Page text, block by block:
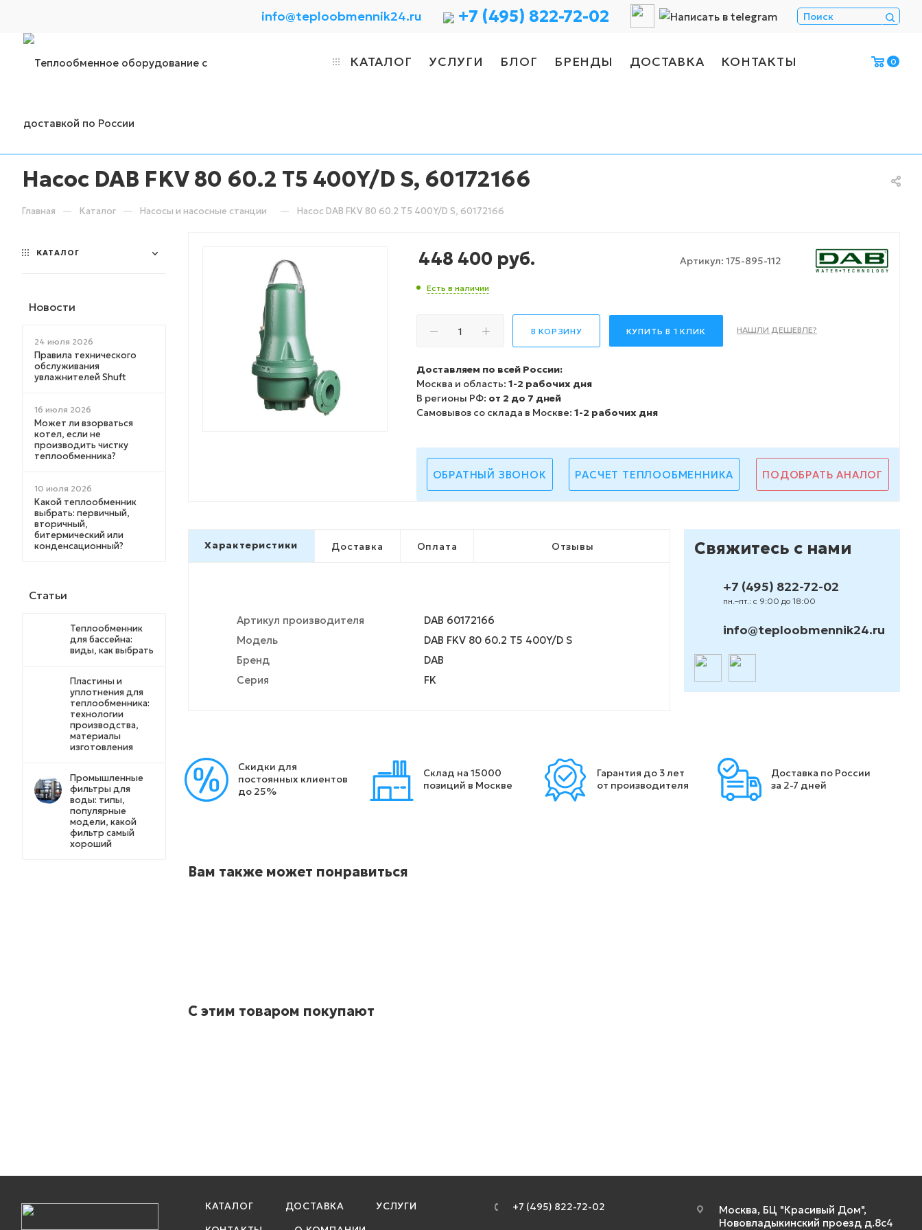
info@teploobmennik24.ru +7 (495) 822-72-02
КАТАЛОГ УСЛУГИ БЛОГ БРЕНДЫ ДОСТАВКА КОНТАКТЫ 0
Насос DAB FKV 80 60.2 T5 400Y/D S, 60172166
Главная — Каталог — Насосы и насосные станции — Насос DAB FKV 80 60.2 T5 400Y/D S, 60172166
Артикул: 175-895-112
448 400 руб.
Есть в наличии
В КОРЗИНУ КУПИТЬ В 1 КЛИК НАШЛИ ДЕШЕВЛЕ?
Доставляем по всей России:
Москва и область: 1-2 рабочих дня
В регионы РФ: от 2 до 7 дней
Самовывоз со склада в Москве: 1-2 рабочих дня
ОБРАТНЫЙ ЗВОНОК РАСЧЕТ ТЕПЛООБМЕННИКА ПОДОБРАТЬ АНАЛОГ
Характеристики Доставка Оплата Отзывы
Артикул производителя
DAB 60172166
Модель
DAB FKV 80 60.2 T5 400Y/D S
Бренд
DAB
Серия
FK
Свяжитесь с нами
+7 (495) 822-72-02
пн.–пт.: с 9:00 до 18:00
info@teploobmennik24.ru
Скидки для
постоянных клиентов
до 25%
Склад на 15000
позиций в Москве
Гарантия до 3 лет
от производителя
Доставка по России
за 2-7 дней
Вам также может понравиться
С этим товаром покупают
КАТАЛОГ
Новости
24 июля 2026
Правила технического
обслуживания
увлажнителей Shuft
16 июля 2026
Может ли взорваться
котел, если не
производить чистку
теплообменника?
10 июля 2026
Какой теплообменник
выбрать: первичный,
вторичный,
битермический или
конденсационный?
Статьи
Теплообменник
для бассейна:
виды, как выбрать
Пластины и
уплотнения для
теплообменника:
технологии
производства,
материалы
изготовления
Промышленные
фильтры для
воды: типы,
популярные
модели, какой
фильтр самый
хороший
КАТАЛОГ ДОСТАВКА
УСЛУГИ
+7 (495) 822-72-02
Москва, БЦ "Красивый Дом",
Нововладыкинский проезд д.8с4